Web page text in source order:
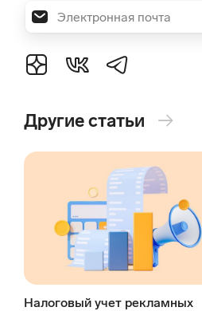
Другие статьи →
Налоговый учет рекламных